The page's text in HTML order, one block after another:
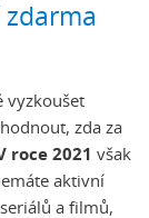
vyzkoušet
zda za
roce 2021 však
aktivní
a filmů,